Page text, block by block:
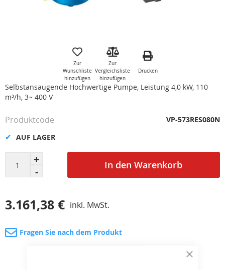
Close
Zur
Wunschliste
hinzufügen
Zur
Vergleichsliste
hinzufügen
Drucken
Selbstansaugende Hochwertige Pumpe, Leistung 4,0 kW, 110
m³/h, 3~ 400 V
In den Warenkorb
3.161,38 € inkl. MwSt.
AUF LAGER
Produktcode VP-573RES080N
Fragen Sie nach dem Produkt